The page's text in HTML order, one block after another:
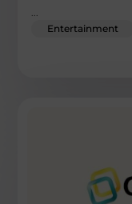
Entertainment